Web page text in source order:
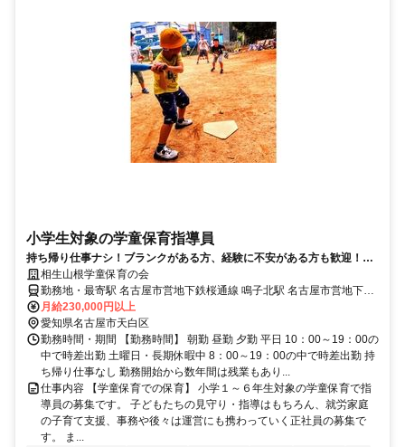
小学生対象の学童保育指導員
持ち帰り仕事ナシ！ブランクがある方、経験に不安がある方も歓迎！学
童保育での指導員【正社員募集】
相生山根学童保育の会
勤務地・最寄駅 名古屋市営地下鉄桜通線 鳴子北駅 名古屋市営地下鉄
桜通線 相生山駅
月給230,000円以上
愛知県名古屋市天白区
勤務時間・期間 【勤務時間】 朝勤 昼勤 夕勤 平日 10：00～19：00の
中で時差出勤 土曜日・長期休暇中 8：00～19：00の中で時差出勤 持
ち帰り仕事なし 勤務開始から数年間は残業もあり...
仕事内容 【学童保育での保育】 小学１～６年生対象の学童保育で指
導員の募集です。 子どもたちの見守り・指導はもちろん、就労家庭
の子育て支援、事務や後々は運営にも携わっていく正社員の募集で
す。 ま...